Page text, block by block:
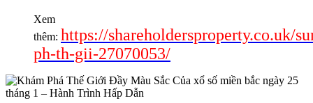
Xem
thêm: https://shareholdersproperty.co.uk/
ph-th-gii-27070053/